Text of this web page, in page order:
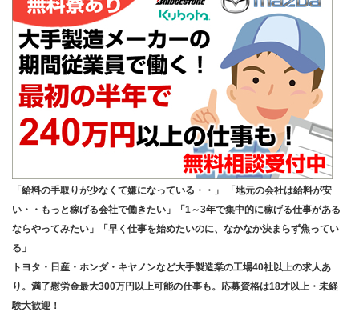
「給料の手取りが少なくて嫌になっている・・」 「地元の会社は給料が安
い・・もっと稼げる会社で働きたい」「1～3年で集中的に稼げる仕事がある
ならやってみたい」「早く仕事を始めたいのに、なかなか決まらず焦ってい
る」
トヨタ・日産・ホンダ・キヤノンなど大手製造業の工場40社以上の求人あ
り。満了慰労金最大300万円以上可能の仕事も。応募資格は18才以上・未経
験大歓迎！